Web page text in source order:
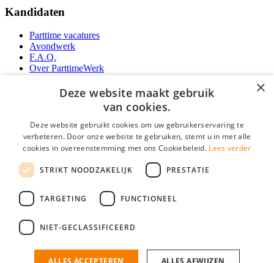
Kandidaten
Parttime vacatures
Avondwerk
F.A.Q.
Over ParttimeWerk
YoungCapital Android App
Parttime personeel
Vacature aanmelden
Partners
Social
×
Deze website maakt gebruik
van cookies.
Deze website gebruikt cookies om uw gebruikerservaring te
verbeteren. Door onze website te gebruiken, stemt u in met alle
cookies in overeenstemming met ons Cookiebeleid. Lees verder
STRIKT NOODZAKELIJK PRESTATIE
TARGETING FUNCTIONEEL
NIET-GECLASSIFICEERD
ALLES ACCEPTEREN ALLES AFWIJZEN